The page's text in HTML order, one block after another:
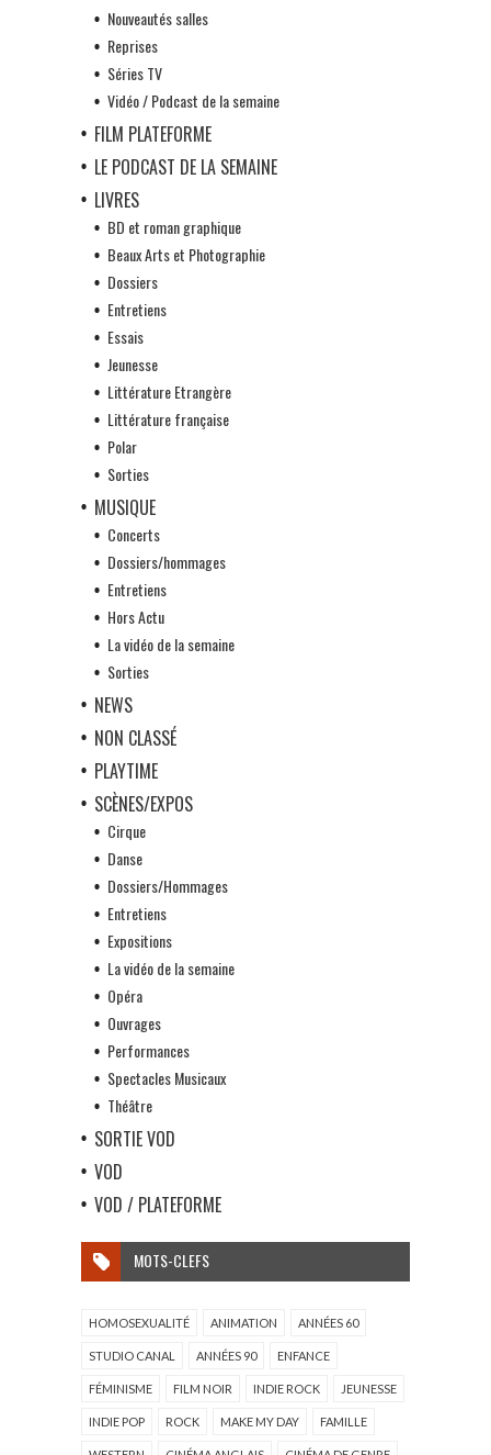
Nouveautés salles
Reprises
Séries TV
Vidéo / Podcast de la semaine
FILM PLATEFORME
LE PODCAST DE LA SEMAINE
LIVRES
BD et roman graphique
Beaux Arts et Photographie
Dossiers
Entretiens
Essais
Jeunesse
Littérature Etrangère
Littérature française
Polar
Sorties
MUSIQUE
Concerts
Dossiers/hommages
Entretiens
Hors Actu
La vidéo de la semaine
Sorties
NEWS
NON CLASSÉ
PLAYTIME
SCÈNES/EXPOS
Cirque
Danse
Dossiers/Hommages
Entretiens
Expositions
La vidéo de la semaine
Opéra
Ouvrages
Performances
Spectacles Musicaux
Théâtre
SORTIE VOD
VOD
VOD / PLATEFORME
MOTS-CLEFS
HOMOSEXUALITÉ ANIMATION ANNÉES 60
STUDIO CANAL ANNÉES 90 ENFANCE
FÉMINISME FILM NOIR INDIE ROCK JEUNESSE
INDIE POP ROCK MAKE MY DAY FAMILLE